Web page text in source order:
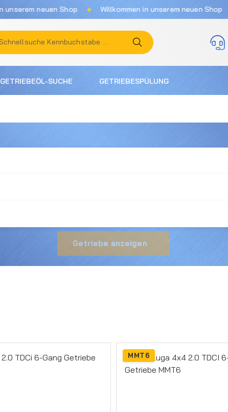
neuen Shop ✦ Willkommen in unserem neuen Shop ✦
GETRIEBEÖL-SUCHE GETRIEBESPÜLUNG
Getriebe anzeigen
MMT6